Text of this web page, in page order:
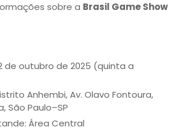
sobre a Brasil Game Show
de outubro de 2025 (quinta a
Anhembi, Av. Olavo Fontoura,
São Paulo–SP
Área Central